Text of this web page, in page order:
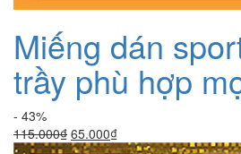
Miếng dán
trầy phù hợp
- 43%
115.000₫ Giá
65.000₫Giá